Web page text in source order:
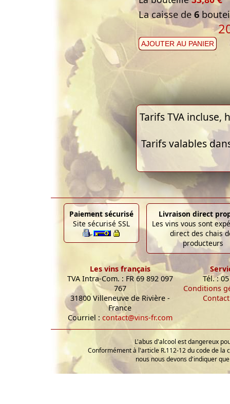
La caisse de 6
AJOUTER AU PANIER
Tarifs TVA
Tarifs valables
Paiement sécurisé
Site sécurisé SSL
Livraison direct
Les vins vous sont
direct des chais
producteurs
Les vins français
TVA Intra-Com. : FR 69 892 097
767
31800 Villeneuve de Rivière -
France
Courriel : contact@vins-fr.com
Tél. :
Conditions
Contact
L'abus d'alcool est dangereux
Conformément à l'article R.112-12 du code de la
nous nous devons d'indiquer